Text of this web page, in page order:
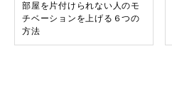
部屋を片付けられない人のモ
チベーションを上げる６つの
方法